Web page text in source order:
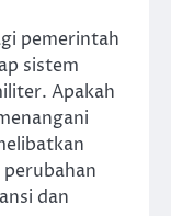
pemerintah
sistem
Apakah
dan